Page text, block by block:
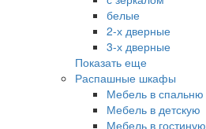
белые
2-х дверные
3-х дверные
Показать еще
Распашные шкафы
Мебель в спальню
Мебель в детскую
Мебель в гостиную